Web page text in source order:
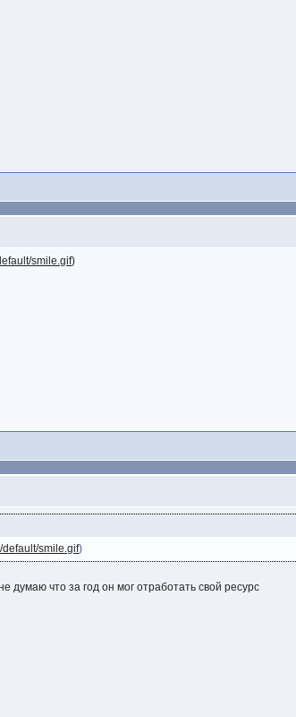
smile.gif)
default/smile.gif)
думаю что за год он мог отработать свой ресурс